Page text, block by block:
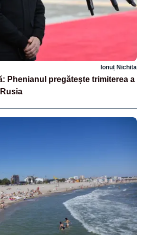
Ionuț Nichita
Phenianul pregătește trimiterea a